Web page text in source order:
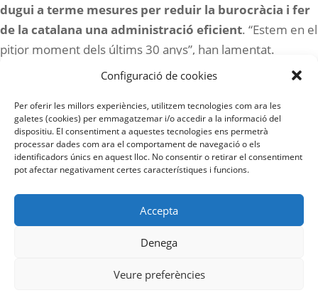
Configuració de cookies
Per oferir les millors experiències, utilitzem tecnologies com ara les
galetes (cookies) per emmagatzemar i/o accedir a la informació del
dispositiu. El consentiment a aquestes tecnologies ens permetrà
processar dades com ara el comportament de navegació o els
identificadors únics en aquest lloc. No consentir o retirar el consentiment
pot afectar negativament certes característiques i funcions.
Accepta
Denega
Veure preferències
dugui a terme mesures per reduir la burocràcia i fer
de la catalana una administració eficient. “Estem en el
pitjor moment dels últims 30 anys”, han lamentat.
aquí.
Política de Cookies
Avís Legal